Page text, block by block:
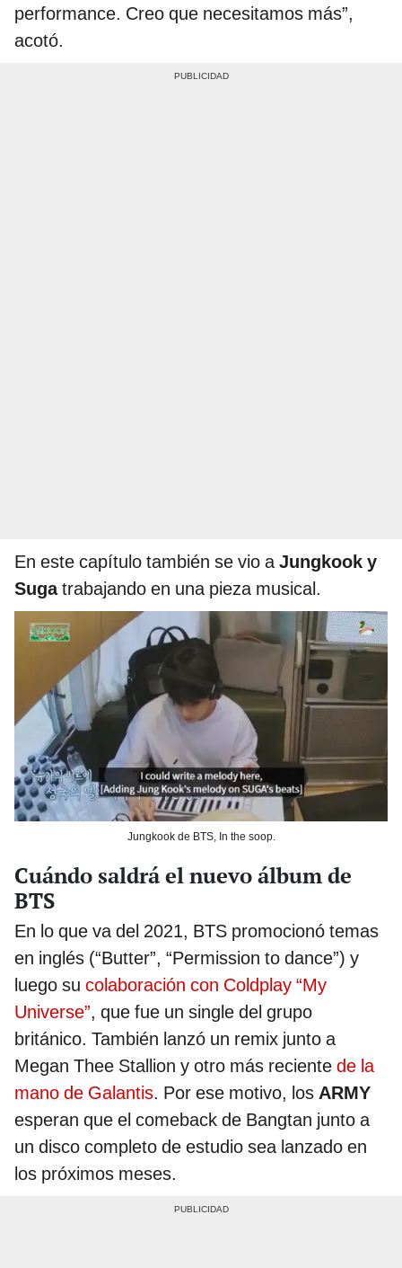
performance. Creo que necesitamos más”,
acotó.
En este capítulo también se vio aJungkook y
Sugatrabajando en una pieza musical.
Jungkook de BTS, In the soop.
Cuándo saldrá el nuevo álbum de
BTS
En lo que va del 2021, BTS promocionó temas
en inglés (“Butter”, “Permission to dance”) y
luego su colaboración con Coldplay “My
Universe”, que fue un single del grupo
británico. También lanzó un remix junto a
Megan Thee Stallion y otro más reciente de la
mano de Galantis. Por ese motivo, los ARMY
esperan que el comeback de Bangtan junto a
un disco completo de estudio sea lanzado en
los próximos meses.